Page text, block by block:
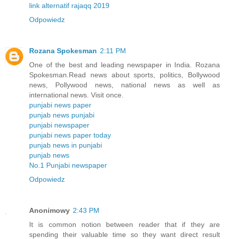
link alternatif rajaqq 2019
Odpowiedz
Rozana Spokesman 2:11 PM
One of the best and leading newspaper in India. Rozana
Spokesman.Read news about sports, politics, Bollywood
news, Pollywood news, national news as well as
international news. Visit once.
punjabi news paper
punjab news punjabi
punjabi newspaper
punjabi news paper today
punjab news in punjabi
punjab news
No.1 Punjabi newspaper
Odpowiedz
Anonimowy 2:43 PM
It is common notion between reader that if they are
spending their valuable time so they want direct result